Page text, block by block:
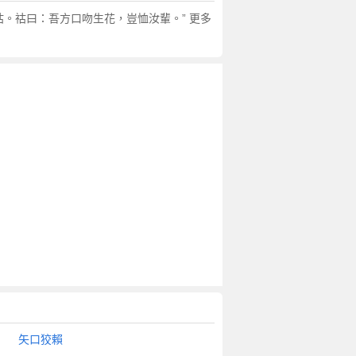
祜曰：吾方口吻生花，豈恤汝輩。” 更多
矢口狡賴